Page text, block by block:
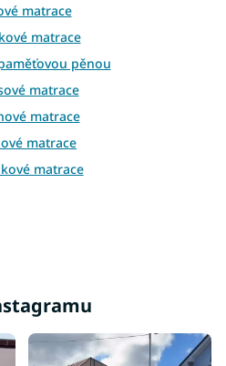
p
r
v
k
y
v
ý
p
i
s
matrace
matrace
pěnou
matrace
matrace
matrace
matrace